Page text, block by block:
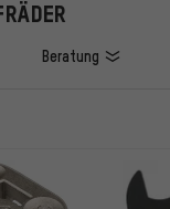
Beratung